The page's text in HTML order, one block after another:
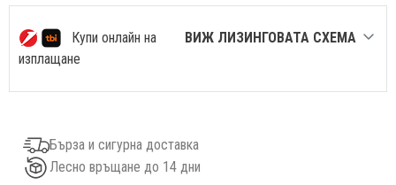
Купи онлайн на
изплащане
ВИЖ ЛИЗИНГОВАТА СХЕМА
Бърза и сигурна доставка
Лесно връщане до 14 дни